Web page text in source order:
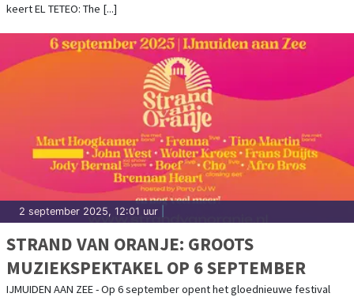
keert EL TETEO: The [...]
2 september 2025, 12:01 uur
STRAND VAN ORANJE: GROOTS
MUZIEKSPEKTAKEL OP 6 SEPTEMBER
IJMUIDEN AAN ZEE - Op 6 september opent het gloednieuwe festival